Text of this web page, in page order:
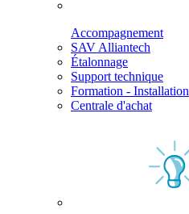
Accompagnement
SAV Alliantech
Étalonnage
Support technique
Formation - Installation
Centrale d'achat